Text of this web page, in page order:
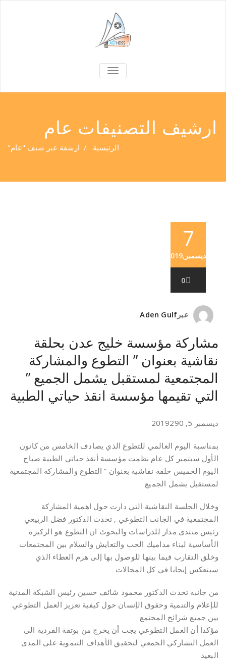
TOGGLE
NAVIGATION
ارشيف التصنيفات عام
الرئيسية / ارشفة عبر صنف "عام"
7
ديسمبر,2019
0
عبر Aden Gulf
مشاركة مؤسسة خليج عدن بحلقة
نقاشية بعنوان ” التطوع والمشاركة
المجتمعية لمستقبل يشمل الجميع ”
التي تقيمها مؤسسة انقذ حياتي الطبية
ديسمبر 5, 2019290
بمناسبة اليوم العالمي للتطوع الذي يصادف الخامس من كانون
الأول سبتمبر كل عام نظمت مؤسسة أنقذ حياتي الطبية صباح
اليوم الخميس حلقة نقاشية بعنوان ” التطوع والمشاركة المجتمعية
لمستقبل يشمل الجميع
وخلال الجلسة النقاشية التي دارت حول اهمية المشاركة
المجتمعية في الجانب التطوعي , تحدث الدكتور فضل الربيعي
رئيس منتدى مدار للدراسات والبحوث ان التطوع هو الركيزه
الأساسية لبناء مداميك الحب والتعايش والسلام بين المجتمعات
وخلق التقارب فيما بينها للوصول بها إلى هرم العطاء الذي
سينعكس إيجابا في كل المجالات
من جانبه تحدث الدكتور محمود شائف حسين رئيس الشبكة المدنية
للإعلام والتنمية وحقوق الإنسان حول كيفية تعزيز العمل التطوعي
بين جميع شرائح المجتمع
مؤكدا أن العمل التطوعي يجب أن يخرج من بوتقة الفردية الى
العمل التشاركي الجمعي لتحقيق الأهداف التنموية على المدى
البعيد